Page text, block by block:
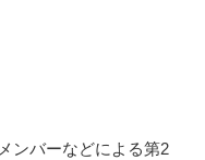
ンバーなどによる第2